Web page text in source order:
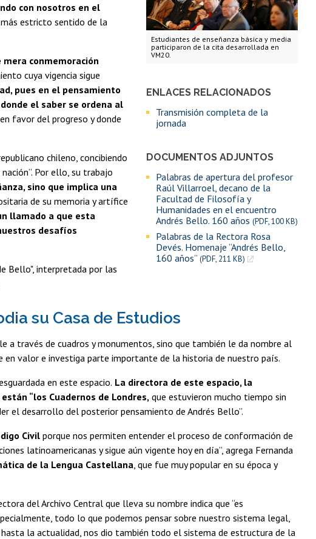
Estudiantes de enseñanza básica y media
participaron de la cita desarrollada en
VM20.
ENLACES RELACIONADOS
Transmisión completa de la
jornada
DOCUMENTOS ADJUNTOS
Palabras de apertura del profesor
Raúl Villarroel, decano de la
Facultad de Filosofía y
Humanidades en el encuentro
Andrés Bello. 160 años (PDF, 100 KB)
Palabras de la Rectora Rosa
Devés. Homenaje “Andrés Bello,
160 años” (PDF, 211 KB)
con nosotros en el
estricto sentido de la
mera conmemoración
cuya vigencia sigue
pues en el pensamiento
el saber se ordena al
favor del progreso y donde
chileno, concibiendo
Por ello, su trabajo
sino que implica una
de su memoria y artífice
llamado a que esta
desafíos
Bello", interpretada por las
su Casa de Estudios
a través de cuadros y monumentos, sino que también le da nombre al
en valor e investiga parte importante de la historia de nuestro país.
en este espacio. La directora de este espacio, la
“los Cuadernos de Londres, que estuvieron mucho tiempo sin
el desarrollo del posterior pensamiento de Andrés Bello”.
Civil porque nos permiten entender el proceso de conformación de
latinoamericanas y sigue aún vigente hoy en día”, agrega Fernanda
de la Lengua Castellana , que fue muy popular en su época y
del Archivo Central que lleva su nombre indica que “es
todo lo que podemos pensar sobre nuestro sistema legal,
la actualidad, nos dio también todo el sistema de estructura de la